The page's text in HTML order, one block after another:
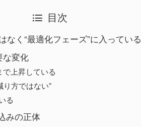
目次
なく“最適化フェーズ”に入っている
な変化
上昇している
り方ではない”
る
みの正体